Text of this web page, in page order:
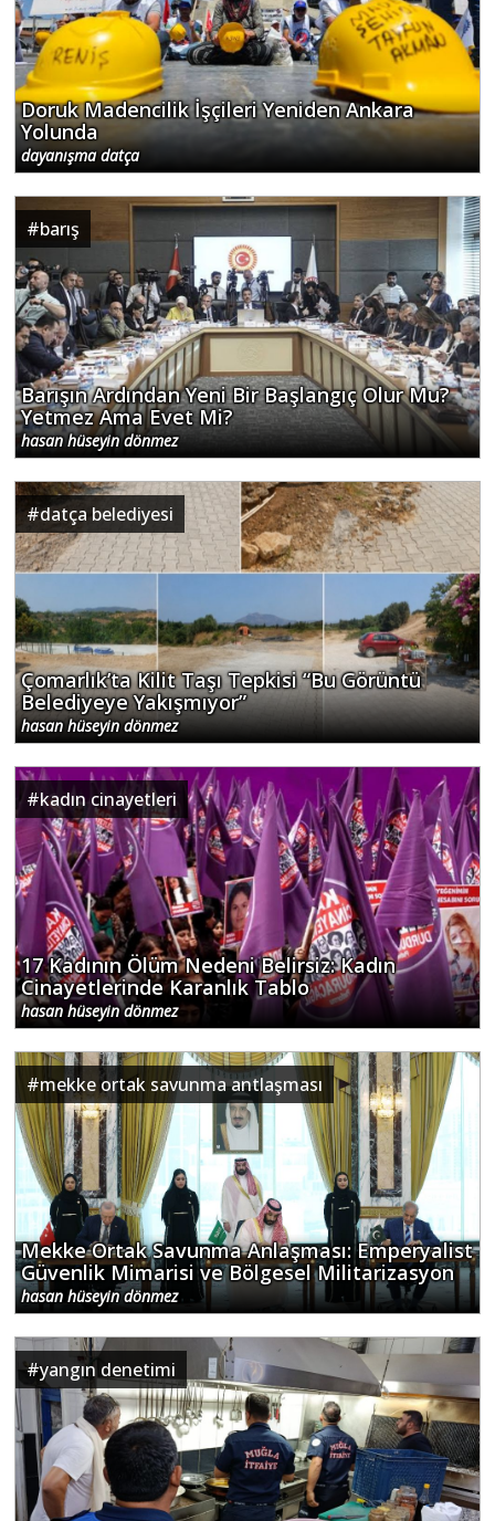
Doruk Madencilik İşçileri Yeniden Ankara
Yolunda
dayanışma datça
#barış
Barışın Ardından Yeni Bir Başlangıç Olur Mu?
Yetmez Ama Evet Mi?
hasan hüseyin dönmez
#datça belediyesi
Çomarlık’ta Kilit Taşı Tepkisi “Bu Görüntü
Belediyeye Yakışmıyor”
hasan hüseyin dönmez
#kadın cinayetleri
17 Kadının Ölüm Nedeni Belirsiz: Kadın
Cinayetlerinde Karanlık Tablo
hasan hüseyin dönmez
#mekke ortak savunma antlaşması
Mekke Ortak Savunma Anlaşması: Emperyalist
Güvenlik Mimarisi ve Bölgesel Militarizasyon
hasan hüseyin dönmez
#yangın denetimi